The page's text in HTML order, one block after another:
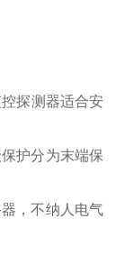
探测器适合安
护分为末端保
，不纳人电气